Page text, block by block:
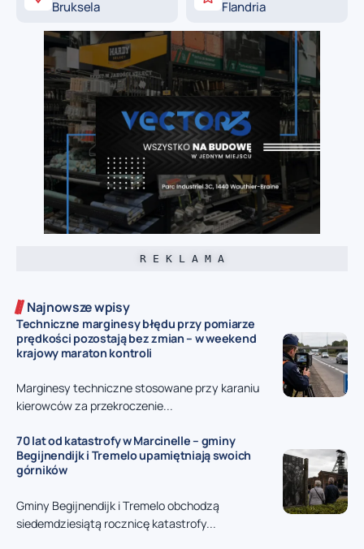
Bruksela Flandria
R E K L A M A
Najnowsze wpisy
Techniczne marginesy błędu przy pomiarze
prędkości pozostają bez zmian – w weekend
krajowy maraton kontroli
Marginesy techniczne stosowane przy karaniu
kierowców za przekroczenie...
70 lat od katastrofy w Marcinelle – gminy
Begijnendijk i Tremelo upamiętniają swoich
górników
Gminy Begijnendijk i Tremelo obchodzą
siedemdziesiątą rocznicę katastrofy...